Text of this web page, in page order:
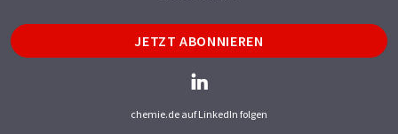
JETZT ABONNIEREN
chemie.de auf LinkedIn folgen